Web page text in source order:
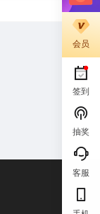
会员
签到
抽奖
客服